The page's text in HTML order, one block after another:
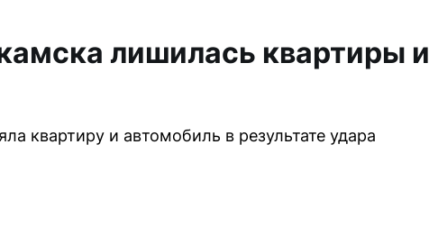
лишилась квартиры и
квартиру и автомобиль в результате удара